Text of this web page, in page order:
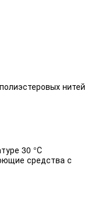
нитей
30 °С
средства с